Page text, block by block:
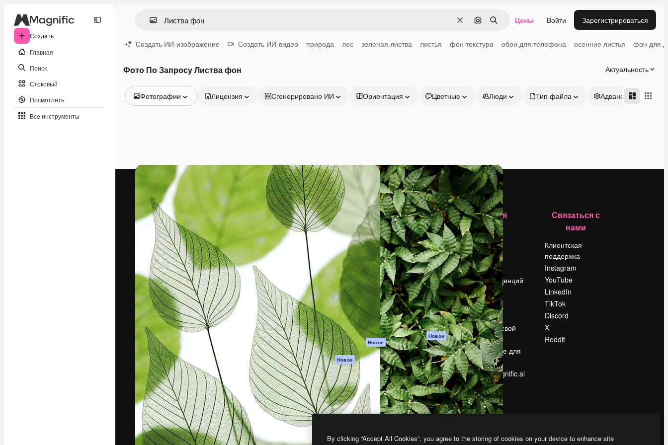
Создать
Главная
Поиск
Стоковый
Посмотреть
Все инструменты
ОчиститьПоиск по изображению
Поиск Цены Войти Зарегистрироваться
Создать ИИ-изображение Создать ИИ-видео природа лес зеленая листва листья фон текстура обои для телефона осенние листья фон для
Фото По Запросу Листва фон Актуальность
Фотографии
Видео
Видеоролик
Моушн-дизайн
Видеошаблоны
3D-модели
Шрифты
Лицензия Сгенерировано ИИ Ориентация Цветные Люди Тип файла Адвансд
Креативная платформа для создания
ваших лучших работ. Более 1 миллиона
подписчиков среди креаторов,
предприятий, агентств и студий.
Pусский
Продукция
Spaces
ИИ-помощник
Генератор
изображений ИИ
Генератор видео
ИИ
Генератор голоса
на основе ИИ
Стоковый контент
MCP для
Claude/ChatGPT
Новое
Агенты Новое
API
Мобильное
приложение
Все инструменты
Magnific
Начать
Academy
Документация по
Пакету ИИ
Служба
поддержки
Условия и
положения
Политика
конфиденциальности
Оригиналы Новое
Политика файлов
cookie
Центр доверия
Партнеры
Предприятие
Компания
Цены
О нас
Reviews
Вакансии
Поиск тенденций
Блог
События
Slidesgo
Продайте свой
контент
Помещение для
прессы
Ищете magnific.ai
Связаться с
нами
Клиентская
поддержка
Instagram
YouTube
LinkedIn
TikTok
Discord
X
Reddit
By clicking “Accept All Cookies”, you agree to the storing of cookies on your device to enhance site